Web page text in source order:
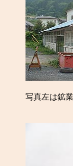
写真左は鉱